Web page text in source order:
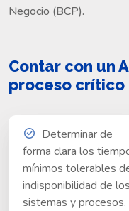
Negocio (BCP).
Contar con un
proceso crítico
Determinar de
forma clara los
mínimos tolerables
indisponibilidad de los
sistemas y procesos.